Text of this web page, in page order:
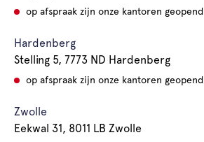
op afspraak zijn onze kantoren geopend
Hardenberg
Stelling 5, 7773 ND Hardenberg
op afspraak zijn onze kantoren geopend
Zwolle
Eekwal 31, 8011 LB Zwolle